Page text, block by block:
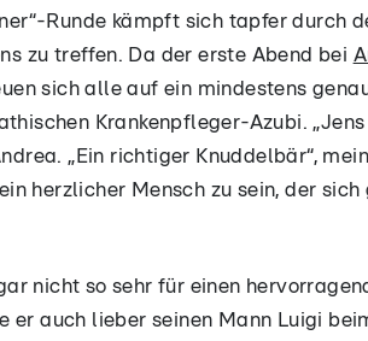
Runde kämpft sich tapfer durch
zu treffen. Da der erste Abend bei
sich alle auf ein mindestens
Krankenpfleger-Azubi.
„Ein richtiger Knuddelbär“,
herzlicher Mensch zu sein, der sich
nicht so sehr für einen
er auch lieber seinen Mann Luigi